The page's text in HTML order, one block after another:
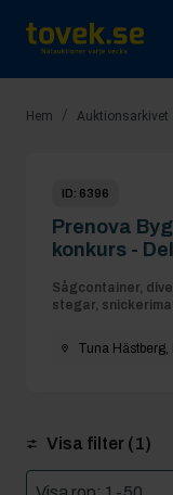
Hem / Auktionsarkivet
ID: 6396
Prenova
konkurs -
Sågcontainer,
stegar,
Tuna Hästberg,
Visa filter (1)